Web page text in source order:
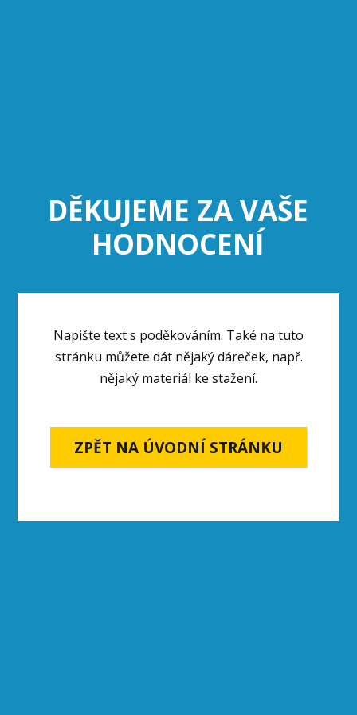
DĚKUJEME ZA VAŠE
HODNOCENÍ
Napište text s poděkováním. Také na tuto
stránku můžete dát nějaký dáreček, např.
nějaký materiál ke stažení.
ZPĚT NA ÚVODNÍ STRÁNKU